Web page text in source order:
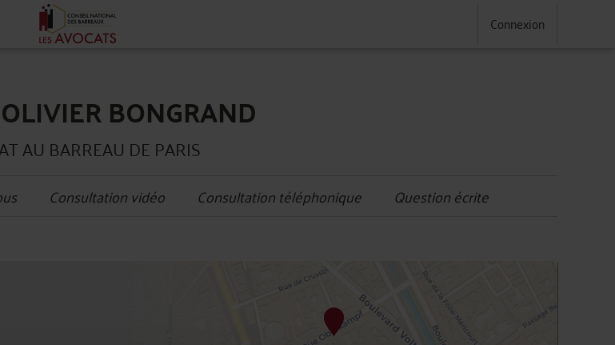
Connexion
BONGRAND
AU BARREAU DE PARIS
Consultation vidéo Consultation téléphonique Question écrite